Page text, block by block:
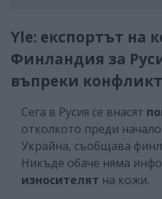
Yle: експортът на
Финландия за
въпреки
Сега в Русия се внасят
отколкото преди
Украйна, съобщава
Никъде обаче няма
износителят на кожи.